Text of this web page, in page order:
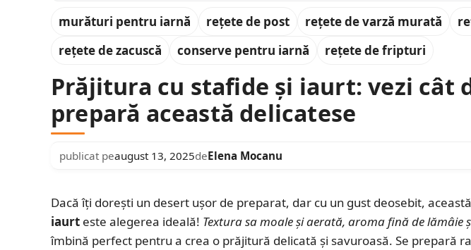
murături pentru iarnă rețete de post rețete de varză murată
rețete de zacuscă
conserve pentru iarnă rețete de fripturi
Prăjitura cu stafide și iaurt: vezi cât
prepară această delicatese
publicat peaugust 13, 2025deElena Mocanu
Dacă îți dorești un desert ușor de preparat, dar cu un gust deosebit, această
iaurt este alegerea ideală! Textura sa moale și aerată, aroma fină de lămâie
îmbină perfect pentru a crea o prăjitură delicată și savuroasă. Se prepară